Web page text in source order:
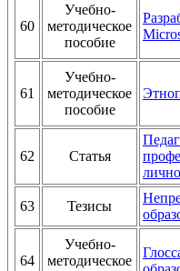
60
Учебно-
методическое
пособие
61
Учебно-
методическое
пособие
62 Статья
63 Тезисы
64
Учебно-
методическое